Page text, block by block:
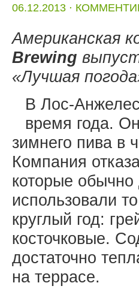
06.12.2013 ⋅
Американская
Brewing
«Лучшая
В Лос-
время года.
зимнего пива в
Компания
которые
использовали
круглый год:
косточковые.
достаточно
на террасе.